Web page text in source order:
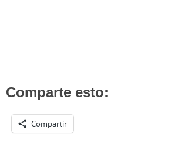
Comparte esto:
Compartir